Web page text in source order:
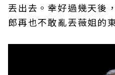
丟出去。幸好過幾天後
郎再也不敢亂丟薇姐的